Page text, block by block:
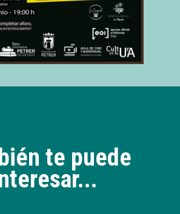
te puede